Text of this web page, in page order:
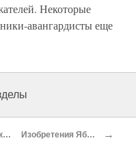
Некоторые
авангардисты еще
Годы учебы и деятельность Яблочкова в России Изобретения Яблочкова →